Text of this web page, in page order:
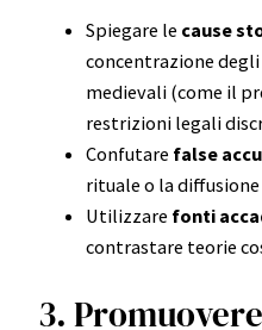
Spiegare le cause
concentrazione
medievali (come il
restrizioni legali
Confutare false
rituale o la
Utilizzare fonti
contrastare teorie
3.